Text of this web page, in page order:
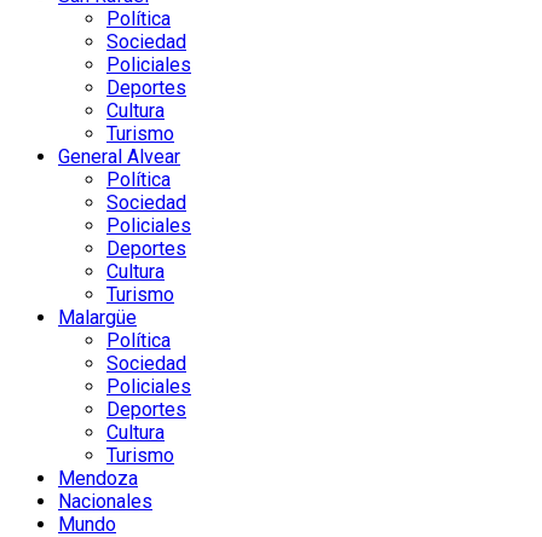
Política
Sociedad
Policiales
Deportes
Cultura
Turismo
General Alvear
Política
Sociedad
Policiales
Deportes
Cultura
Turismo
Malargüe
Política
Sociedad
Policiales
Deportes
Cultura
Turismo
Mendoza
Nacionales
Mundo